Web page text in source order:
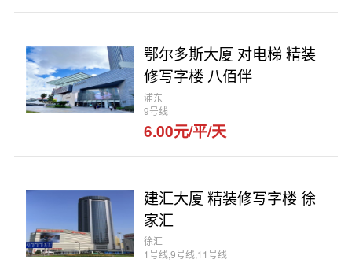
鄂尔多斯大厦 对电梯 精装
修写字楼 八佰伴
浦东
9号线
6.00元/平/天
建汇大厦 精装修写字楼 徐
家汇
徐汇
1号线,9号线,11号线